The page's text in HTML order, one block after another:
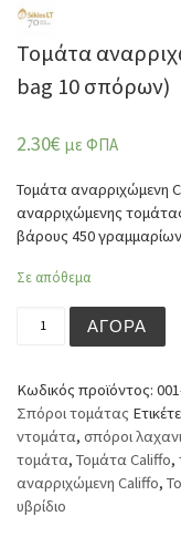
Τομάτα
bag 10 σπόρων)
2.30€ με ΦΠΑ
Τομάτα αναρριχώμενη
αναρριχώμενης
βάρους 450
Σε απόθεμα
ΑΓΟΡΆ
Κωδικός προϊόντος:
Σπόροι τομάτας
ντομάτα, σπόροι
τομάτα, Τομάτα Califfo,
αναρριχώμενη Califfo,
υβρίδιο